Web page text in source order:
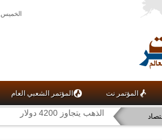
الخميس, 06-أغسطس-2026 الساعة: 02:02 ص - آخر تحديث: 01:27 ص (27: 10) بتوقيت غرينتش
المؤتمر نت المؤتمر الشعبي العام
الذهب يتجاوز 4200 دولار